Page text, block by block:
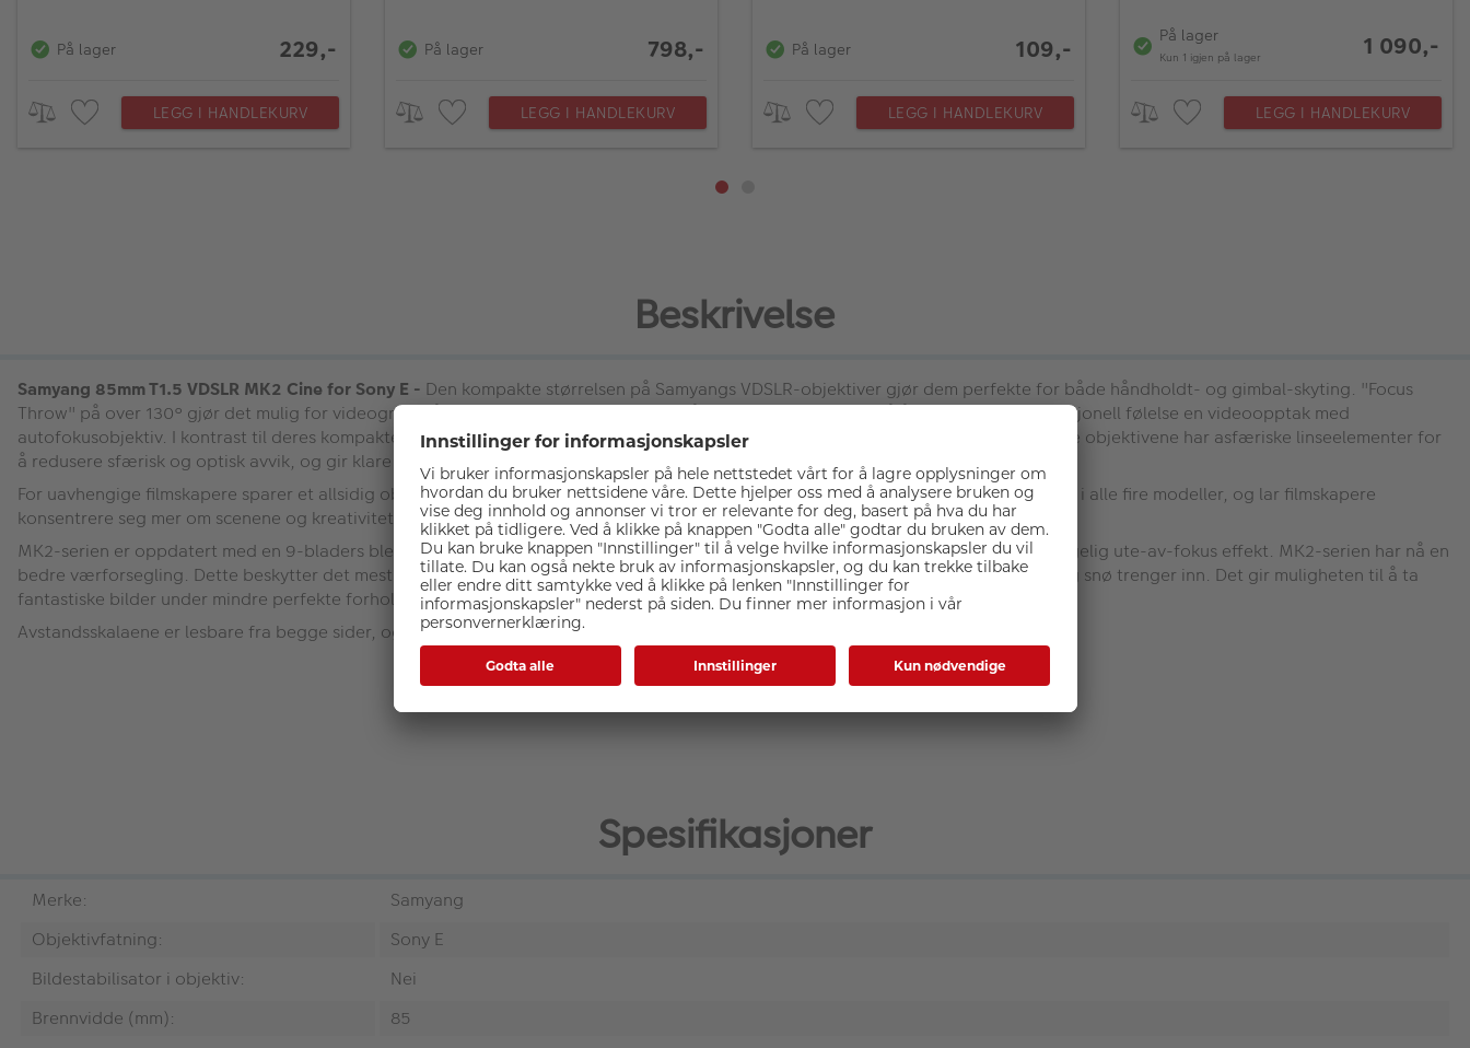
På lager 229,-
LEGG I HANDLEKURV
På lager 798,-
LEGG I HANDLEKURV
På lager 109,-
LEGG I HANDLEKURV
På lager
Kun 1 igjen på lager 1 090,-
LEGG I HANDLEKURV
Beskrivelse
Samyang 85mm T1.5 VDSLR MK2 Cine for Sony E - Den kompakte størrelsen på Samyangs VDSLR-objektiver gjør dem perfekte for både håndholdt- og gimbal-skyting. "Focus
Throw" på over 130° gjør det mulig for videografer å fokusere nøyaktig og presist på motivene, og er med på å skape en mer profesjonell følelse en videoopptak med
autofokusobjektiv. I kontrast til deres kompakte størrelse, dekker VDSLR MK2-objektiver fullbildesensorer (36x24mm), og alle de fire objektivene har asfæriske linseelementer for
å redusere sfærisk og optisk avvik, og gir klare og levende bilder.
For uavhengige filmskapere sparer et allsidig objektiv både tid og budsjett. Samyang VDSLR MK2-serien har rask T1.5 blenderåpning i alle fire modeller, og lar filmskapere
konsentrere seg mer om scenene og kreativiteten, uten å måtte bekymre seg for bildekvalitet, selv i situasjoner med lite lys.
MK2-serien er oppdatert med en 9-bladers blenderåpning og den glatte og sirkulære bokeh gir en tredimensjonal kvalitet og behagelig ute-av-fokus effekt. MK2-serien har nå en
bedre værforsegling. Dette beskytter det mest sårbare gapet mellom objektivet og kamerafeste, for å forhindre at støv, lett regn og snø trenger inn. Det gir muligheten til å ta
fantastiske bilder under mindre perfekte forhold.
Avstandsskalaene er lesbare fra begge sider, og det samme er brennvidden.
Spesifikasjoner
Merke:
Samyang
Objektivfatning:
Sony E
Bildestabilisator i objektiv:
Nei
Brennvidde (mm):
85